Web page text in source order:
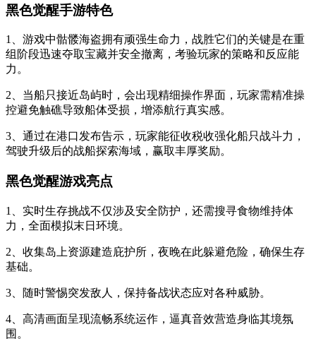
黑色觉醒手游特色
1、游戏中骷髅海盗拥有顽强生命力，战胜它们的关键是在重
组阶段迅速夺取宝藏并安全撤离，考验玩家的策略和反应能
力。
2、当船只接近岛屿时，会出现精细操作界面，玩家需精准操
控避免触礁导致船体受损，增添航行真实感。
3、通过在港口发布告示，玩家能征收税收强化船只战斗力，
驾驶升级后的战船探索海域，赢取丰厚奖励。
黑色觉醒游戏亮点
1、实时生存挑战不仅涉及安全防护，还需搜寻食物维持体
力，全面模拟末日环境。
2、收集岛上资源建造庇护所，夜晚在此躲避危险，确保生存
基础。
3、随时警惕突发敌人，保持备战状态应对各种威胁。
4、高清画面呈现流畅系统运作，逼真音效营造身临其境氛
围。